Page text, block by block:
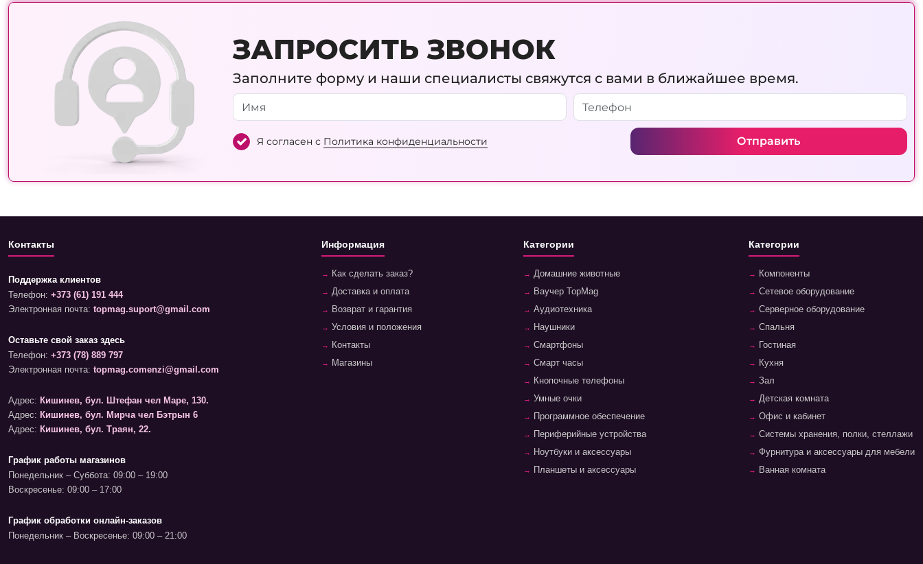
ЗАПРОСИТЬ ЗВОНОК
Заполните форму и наши специалисты свяжутся с вами в ближайшее время.
Я согласен с Политика конфиденциальности Отправить
Контакты
Поддержка клиентов
Телефон: +373 (61) 191 444
Электронная почта: topmag.suport@gmail.com
Оставьте свой заказ здесь
Телефон: +373 (78) 889 797
Электронная почта: topmag.comenzi@gmail.com
Адрес: Кишинев, бул. Штефан чел Маре, 130.
Адрес: Кишинев, бул. Мирча чел Бэтрын 6
Адрес: Кишинев, бул. Траян, 22.
График работы магазинов
Понедельник – Суббота: 09:00 – 19:00
Воскресенье: 09:00 – 17:00
График обработки онлайн-заказов
Понедельник – Воскресенье: 09:00 – 21:00
Информация
Как сделать заказ?
Доставка и оплата
Возврат и гарантия
Условия и положения
Контакты
Магазины
Категории
Домашние животные
Ваучер TopMag
Аудиотехника
Наушники
Смартфоны
Смарт часы
Кнопочные телефоны
Умные очки
Программное обеспечение
Периферийные устройства
Ноутбуки и аксессуары
Планшеты и аксессуары
Категории
Компоненты
Сетевое оборудование
Серверное оборудование
Спальня
Гостиная
Кухня
Зал
Детская комната
Офис и кабинет
Системы хранения, полки, стеллажи
Фурнитура и аксессуары для мебели
Ванная комната